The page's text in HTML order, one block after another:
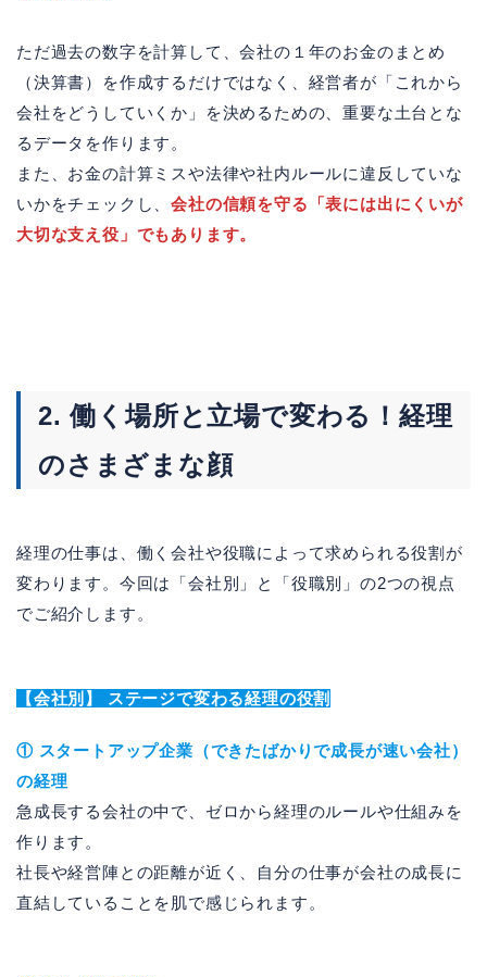
ただ過去の数字を計算して、会社の１年のお金のまとめ
（決算書）を作成するだけではなく、経営者が「これから
会社をどうしていくか」を決めるための、重要な土台とな
るデータを作ります。
また、お金の計算ミスや法律や社内ルールに違反していな
いかをチェックし、会社の信頼を守る「表には出にくいが
大切な支え役」でもあります。
2. 働く場所と立場で変わる！経理
のさまざまな顔
経理の仕事は、働く会社や役職によって求められる役割が
変わります。今回は「会社別」と「役職別」の2つの視点
でご紹介します。
【会社別】 ステージで変わる経理の役割
① スタートアップ企業（できたばかりで成長が速い会社）
の経理
急成長する会社の中で、ゼロから経理のルールや仕組みを
作ります。
社長や経営陣との距離が近く、自分の仕事が会社の成長に
直結していることを肌で感じられます。